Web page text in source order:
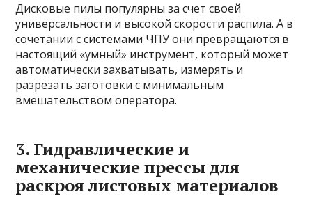
Дисковые пилы популярны за счет своей
универсальности и высокой скорости распила. А в
сочетании с системами ЧПУ они превращаются в
настоящий «умный» инструмент, который может
автоматически захватывать, измерять и
разрезать заготовки с минимальным
вмешательством оператора.
3. Гидравлические и
механические прессы для
раскроя листовых материалов